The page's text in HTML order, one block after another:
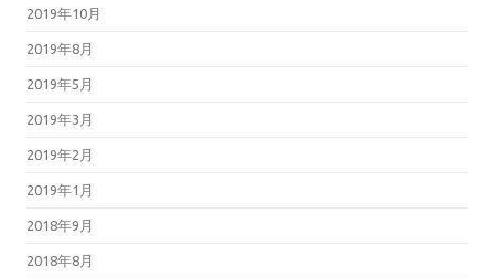
2019年10月
2019年8月
2019年5月
2019年3月
2019年2月
2019年1月
2018年9月
2018年8月